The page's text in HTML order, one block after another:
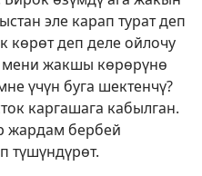
эле карап турат деп
көрөт деп деле ойлочу
мени жакшы көрөрүнө
үчүн буга шектенчү?
каргашага кабылган.
жардам бербей
түшүндүрөт.